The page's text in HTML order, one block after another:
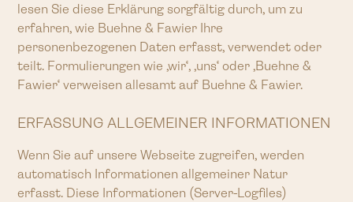
lesen Sie diese Erklärung sorgfältig durch, um zu
erfahren, wie Buehne & Fawier Ihre
personenbezogenen Daten erfasst, verwendet oder
teilt. Formulierungen wie ‚wir‘, ‚uns‘ oder ‚Buehne &
Fawier‘ verweisen allesamt auf Buehne & Fawier.
ERFASSUNG ALLGEMEINER INFORMATIONEN
Wenn Sie auf unsere Webseite zugreifen, werden
automatisch Informationen allgemeiner Natur
erfasst. Diese Informationen (Server-Logfiles)